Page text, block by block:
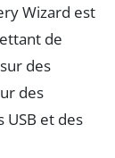
Wizard est
de
des
des
et des